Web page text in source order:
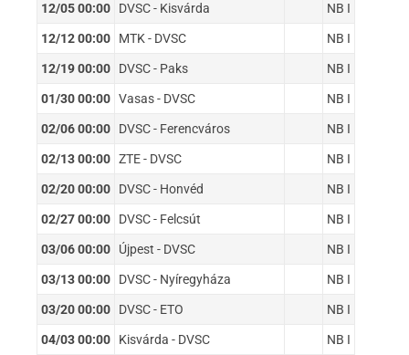
12/05 00:00 DVSC - Kisvárda NB I
12/12 00:00 MTK - DVSC NB I
12/19 00:00 DVSC - Paks NB I
01/30 00:00 Vasas - DVSC NB I
02/06 00:00 DVSC - Ferencváros NB I
02/13 00:00 ZTE - DVSC NB I
02/20 00:00 DVSC - Honvéd NB I
02/27 00:00 DVSC - Felcsút NB I
03/06 00:00 Újpest - DVSC NB I
03/13 00:00 DVSC - Nyíregyháza NB I
03/20 00:00 DVSC - ETO NB I
04/03 00:00 Kisvárda - DVSC NB I